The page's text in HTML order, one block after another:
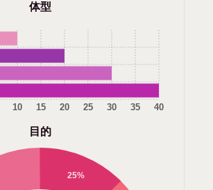
体型
10 15 20 25 30 35 40
目的
25%